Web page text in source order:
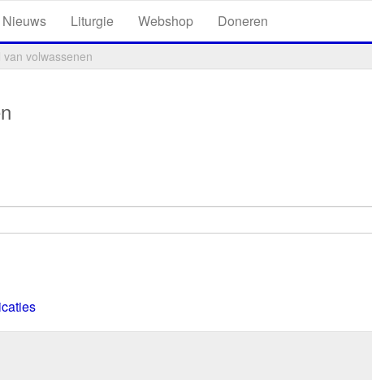
Nieuws Liturgie Webshop Doneren
van volwassenen